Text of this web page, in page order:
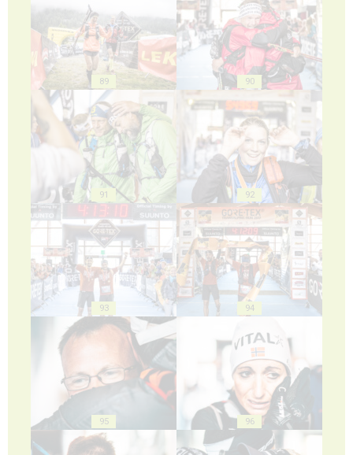
89 90
91 92
93 94
95 96